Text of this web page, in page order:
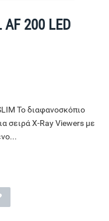
200 LED
Το διαφανοσκόπιο
σειρά X-Ray Viewers με